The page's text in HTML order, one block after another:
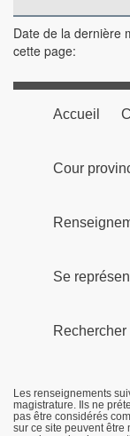
Date de la dernière
cette page:
Accueil
Cour
Se
Rechercher
Les renseignements
magistrature. Ils ne
pas être considérés
sur ce site peuvent être